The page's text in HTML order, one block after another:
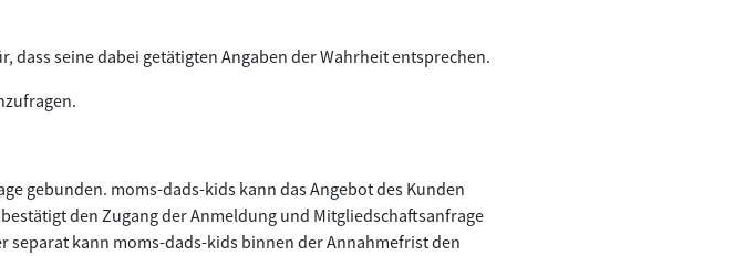
dass seine dabei getätigten Angaben der Wahrheit entsprechen.
gebunden. moms-dads-kids kann das Angebot des Kunden
den Zugang der Anmeldung und Mitgliedschaftsanfrage
separat kann moms-dads-kids binnen der Annahmefrist den